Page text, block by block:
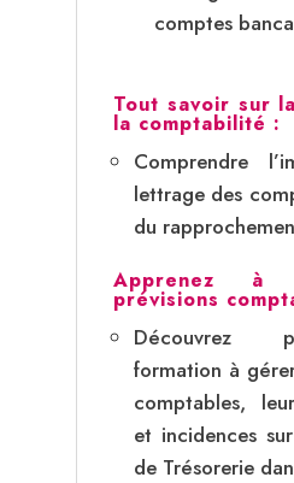
comptes
Tout savoir sur
la comptabilité :
Comprendre
lettrage des
du
Apprenez à
prévisions
Découvrez
formation à
comptables,
et incidences
de Trésorerie